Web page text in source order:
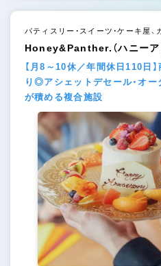
パティスリー・スイーツ・ケーキ屋、
Honey&Panther.（ハニーア
【月8～10休／年間休日110日
り◎アシェットデセール・オ
が積める複合施設